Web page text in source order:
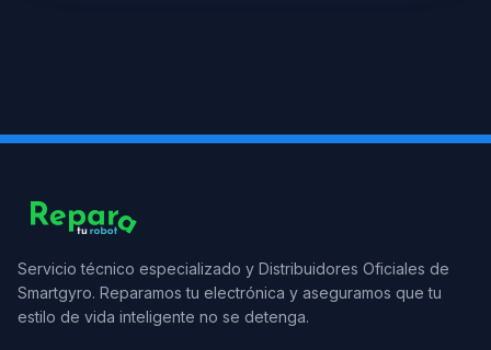
Servicio técnico especializado y Distribuidores Oficiales de
Smartgyro. Reparamos tu electrónica y aseguramos que tu
estilo de vida inteligente no se detenga.